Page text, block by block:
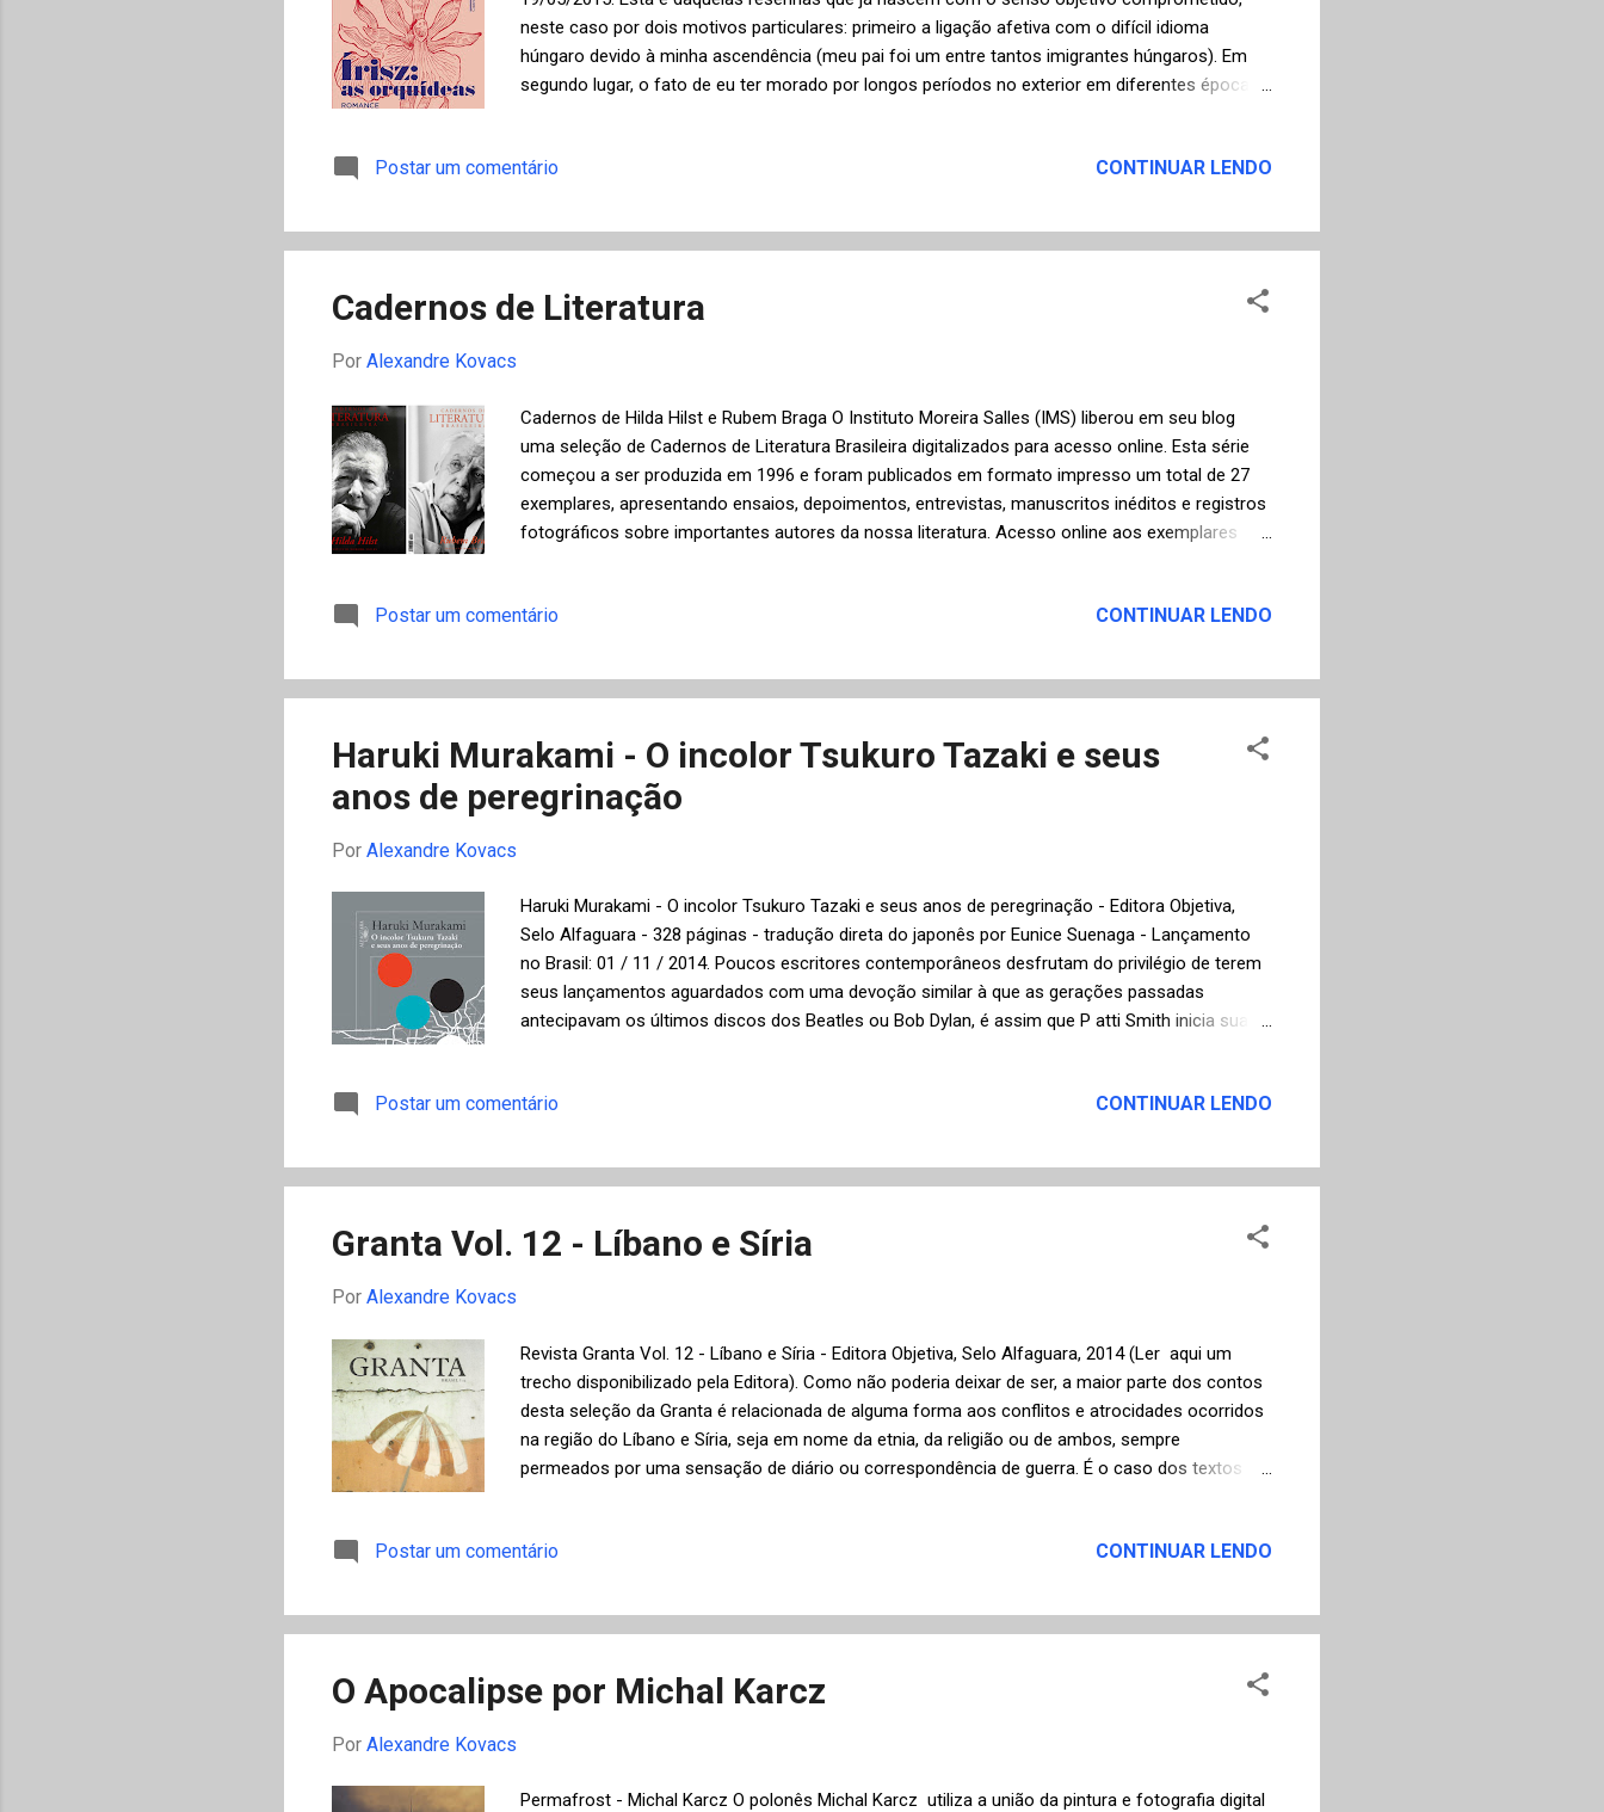
neste caso por dois motivos particulares: primeiro a ligação afetiva com o difícil idioma
húngaro devido à minha ascendência (meu pai foi um entre tantos imigrantes húngaros). Em
segundo lugar, o fato de eu ter morado por longos períodos no exterior em diferentes épocas
estrangeiro em uma terra distante, são próximos à minha experiência pessoal. É o caso de Írisz
debelada violentamente pela União Soviética através do envio de tropas e tanques para a
Hungria. A relação da protagonista com a descoberta do idioma português (outra língu...
Postar um comentário CONTINUAR LENDO
Cadernos de Literatura
Por Alexandre Kovacs
Cadernos de Hilda Hilst e Rubem Braga O Instituto Moreira Salles (IMS) liberou em seu blog
uma seleção de Cadernos de Literatura Brasileira digitalizados para acesso online. Esta série
começou a ser produzida em 1996 e foram publicados em formato impresso um total de 27
exemplares, apresentando ensaios, depoimentos, entrevistas, manuscritos inéditos e registros
fotográficos sobre importantes autores da nossa literatura. Acesso online aos exemplares
música, publica regularmente as revistas Zum , sobre fotografia contemporânea do Brasil e do
Postar um comentário CONTINUAR LENDO
Haruki Murakami - O incolor Tsukuro Tazaki e seus
anos de peregrinação
Por Alexandre Kovacs
Haruki Murakami - O incolor Tsukuro Tazaki e seus anos de peregrinação - Editora Objetiva,
Selo Alfaguara - 328 páginas - tradução direta do japonês por Eunice Suenaga - Lançamento
no Brasil: 01 / 11 / 2014. Poucos escritores contemporâneos desfrutam do privilégio de terem
seus lançamentos aguardados com uma devoção similar à que as gerações passadas
antecipavam os últimos discos dos Beatles ou Bob Dylan, é assim que P atti Smith inicia sua
Yuko Shimizu em um jornal deste nível?). Existem algumas explicações para o fenômeno
passado mais de um milhão de cópias na primeira semana — mas seria muito simplista
classificá-lo como um ícone da cultura pop, resultado de marketing pessoal ou editorial. A cada
Postar um comentário CONTINUAR LENDO
Granta Vol. 12 - Líbano e Síria
Por Alexandre Kovacs
Revista Granta Vol. 12 - Líbano e Síria - Editora Objetiva, Selo Alfaguara, 2014 (Ler aqui um
trecho disponibilizado pela Editora). Como não poderia deixar de ser, a maior parte dos contos
desta seleção da Granta é relacionada de alguma forma aos conflitos e atrocidades ocorridos
na região do Líbano e Síria, seja em nome da etnia, da religião ou de ambos, sempre
permeados por uma sensação de diário ou correspondência de guerra. É o caso dos textos
Síria" de Jonathan Littell , autor do magistral romance histórico " As Benevolentes" (ler aqui
série de reportagens sobre a guerra civil a serem publicadas no jornal francês Le Monde . O
resultado é um diário de guerra ex...
Postar um comentário CONTINUAR LENDO
O Apocalipse por Michal Karcz
Por Alexandre Kovacs
Permafrost - Michal Karcz O polonês Michal Karcz utiliza a união da pintura e fotografia digital